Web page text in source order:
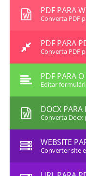
PDF PARA
Converta PDF
PDF PARA
Converta PDF
PDF PARA
Editar
DOCX PARA
Converta Docx
WEBSITE
Converter site